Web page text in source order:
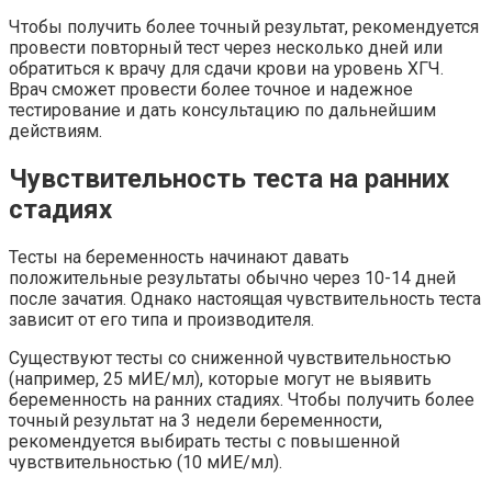
Чтобы получить более точный результат, рекомендуется
провести повторный тест через несколько дней или
обратиться к врачу для сдачи крови на уровень ХГЧ.
Врач сможет провести более точное и надежное
тестирование и дать консультацию по дальнейшим
действиям.
Чувствительность теста на ранних
стадиях
Тесты на беременность начинают давать
положительные результаты обычно через 10-14 дней
после зачатия. Однако настоящая чувствительность теста
зависит от его типа и производителя.
Существуют тесты со сниженной чувствительностью
(например, 25 мИЕ/мл), которые могут не выявить
беременность на ранних стадиях. Чтобы получить более
точный результат на 3 недели беременности,
рекомендуется выбирать тесты с повышенной
чувствительностью (10 мИЕ/мл).